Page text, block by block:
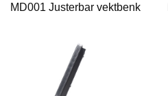
MD001 Justerbar vektbenk